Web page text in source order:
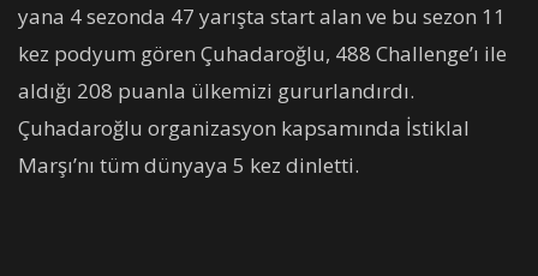
yana 4 sezonda 47 yarışta start alan ve bu sezon 11
kez podyum gören Çuhadaroğlu, 488 Challenge’ı ile
aldığı 208 puanla ülkemizi gururlandırdı.
Çuhadaroğlu organizasyon kapsamında İstiklal
Marşı’nı tüm dünyaya 5 kez dinletti.